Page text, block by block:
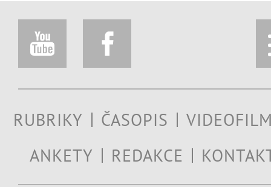
RUBRIKY ČASOPIS
ANKETY
REDAKCE